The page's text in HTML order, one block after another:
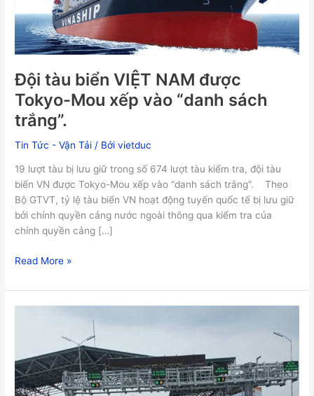
Đội tàu biển VIỆT NAM được
Tokyo-Mou xếp vào “danh sách
trắng”.
Tin Tức - Vận Tải / Bởivietduc
19 lượt tàu bị lưu giữ trong số 674 lượt tàu kiểm tra, đội tàu
biển VN được Tokyo-Mou xếp vào “danh sách trắng”. Theo
Bộ GTVT, tỷ lệ tàu biển VN hoạt động tuyến quốc tế bị lưu giữ
bởi chính quyền cảng nước ngoài thông qua kiểm tra của
chính quyền cảng […]
“danh
sách
trắng”.
Read More »
phí
cao
tốc